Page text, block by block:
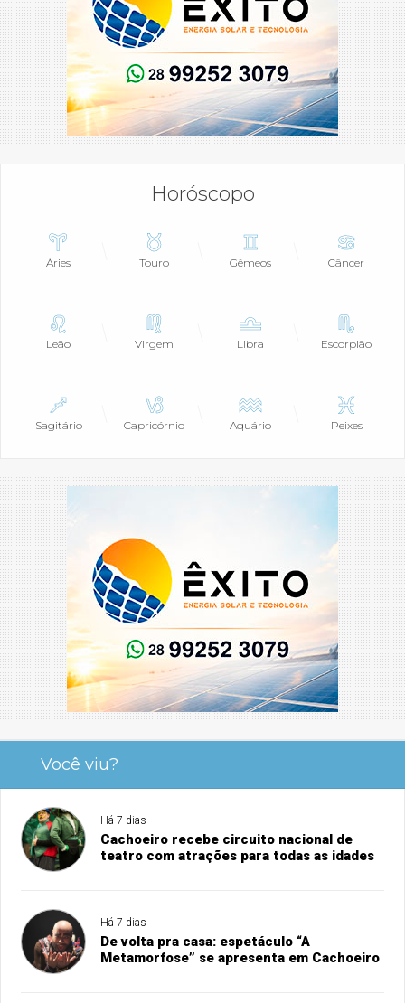
Horóscopo
Áries Touro Gêmeos Câncer
Leão Virgem Libra Escorpião
Sagitário Capricórnio Aquário Peixes
Você viu?
Há 7 dias
Cachoeiro recebe circuito nacional de
teatro com atrações para todas as idades
Há 7 dias
De volta pra casa: espetáculo “A
Metamorfose” se apresenta em Cachoeiro